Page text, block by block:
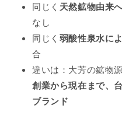
同じく 天然鉱物由来
なし
同じく 弱酸性泉水に
合
違いは：大芳の鉱物
創業から現在まで、
ブランド